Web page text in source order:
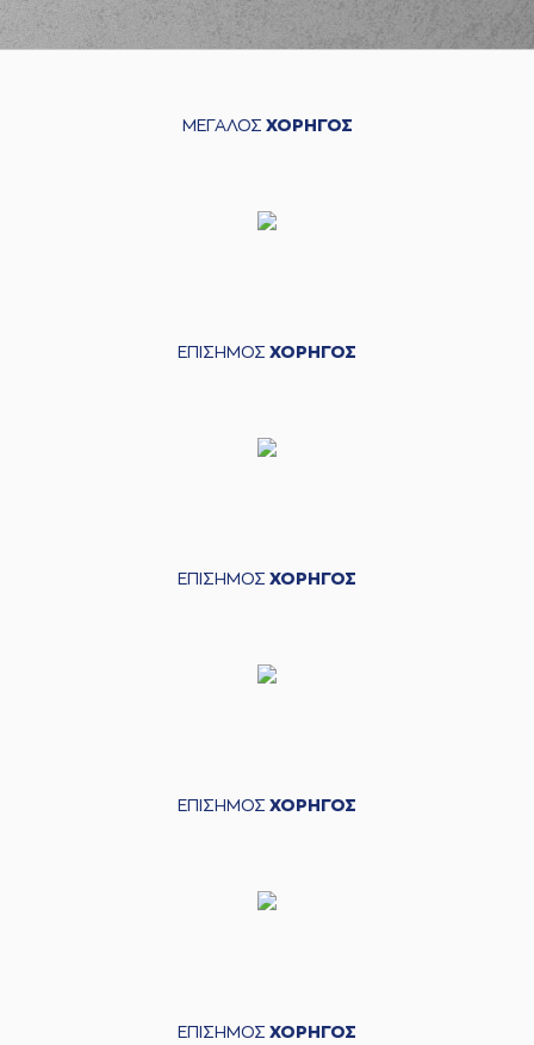
ΜΕΓΑΛΟΣ ΧΟΡΗΓΟΣ
ΕΠΙΣΗΜΟΣ ΧΟΡΗΓΟΣ
ΕΠΙΣΗΜΟΣ ΧΟΡΗΓΟΣ
ΕΠΙΣΗΜΟΣ ΧΟΡΗΓΟΣ
ΕΠΙΣΗΜΟΣ ΧΟΡΗΓΟΣ